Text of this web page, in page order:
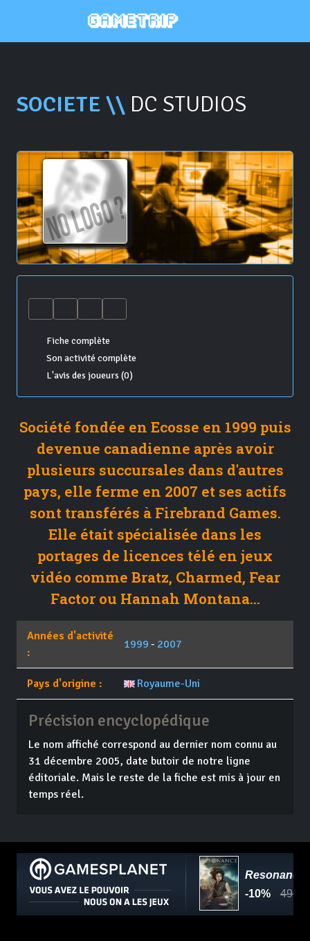
SOCIETE \\ DC STUDIOS
Fiche complète
Son activité complète
L'avis des joueurs (0)
Société fondée en Ecosse en 1999 puis
devenue canadienne après avoir
plusieurs succursales dans d'autres
pays, elle ferme en 2007 et ses actifs
sont transférés à Firebrand Games.
Elle était spécialisée dans les
portages de licences télé en jeux
vidéo comme Bratz, Charmed, Fear
Factor ou Hannah Montana...
Années d'activité
:
1999 - 2007
Pays d'origine : Royaume-Uni
Précision encyclopédique
Le nom affiché correspond au dernier nom connu au
31 décembre 2005, date butoir de notre ligne
éditoriale. Mais le reste de la fiche est mis à jour en
temps réel.